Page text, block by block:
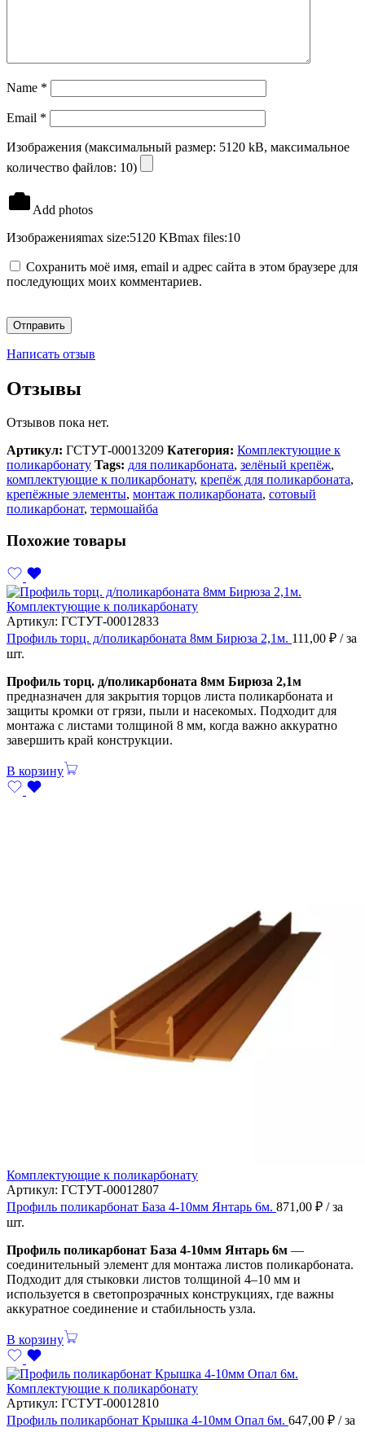
Name *
Email *
Изображения (максимальный размер: 5120 kB, максимальное
количество файлов: 10)
Add photos
Изображенияmax size:5120 KBmax files:10
Сохранить моё имя, email и адрес сайта в этом браузере для
последующих моих комментариев.
Написать отзыв
Отзывы
Отзывов пока нет.
Артикул: ГСТУТ-00013209 Категория: Комплектующие к
поликарбонату Tags: для поликарбоната, зелёный крепёж,
комплектующие к поликарбонату, крепёж для поликарбоната,
крепёжные элементы, монтаж поликарбоната, сотовый
поликарбонат, термошайба
Похожие товары
Комплектующие к поликарбонату
Артикул: ГСТУТ-00012833
Профиль торц. д/поликарбоната 8мм Бирюза 2,1м. 111,00 ₽ / за
шт.
Профиль торц. д/поликарбоната 8мм Бирюза 2,1м
предназначен для закрытия торцов листа поликарбоната и
защиты кромки от грязи, пыли и насекомых. Подходит для
монтажа с листами толщиной 8 мм, когда важно аккуратно
завершить край конструкции.
В корзину
Комплектующие к поликарбонату
Артикул: ГСТУТ-00012807
Профиль поликарбонат База 4-10мм Янтарь 6м. 871,00 ₽ / за
шт.
Профиль поликарбонат База 4-10мм Янтарь 6м —
соединительный элемент для монтажа листов поликарбоната.
Подходит для стыковки листов толщиной 4–10 мм и
используется в светопрозрачных конструкциях, где важны
аккуратное соединение и стабильность узла.
В корзину
Комплектующие к поликарбонату
Артикул: ГСТУТ-00012810
Профиль поликарбонат Крышка 4-10мм Опал 6м. 647,00 ₽ / за